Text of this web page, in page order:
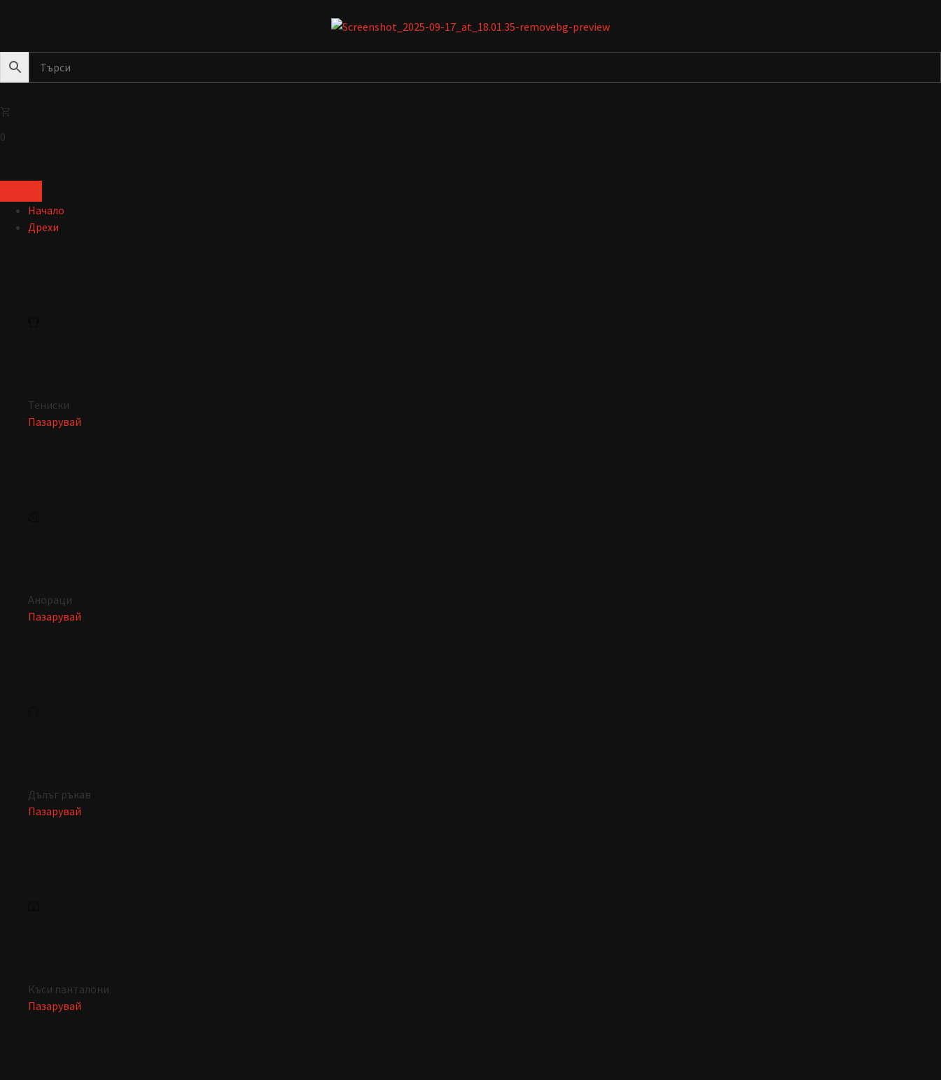
0
Начало
Дрехи
Тениски
Пазарувай
Анораци
Пазарувай
Дълъг ръкав
Пазарувай
Къси панталони
Пазарувай